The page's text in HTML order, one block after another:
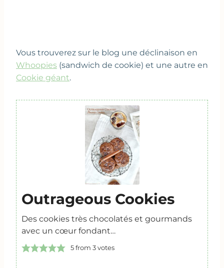
Vous trouverez sur le blog une déclinaison en
Whoopies (sandwich de cookie) et une autre en
Cookie géant.
Outrageous Cookies
Des cookies très chocolatés et gourmands
avec un cœur fondant…
5from 3votes